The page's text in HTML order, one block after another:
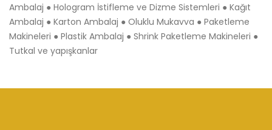
Ambalaj ● Hologram İstifleme ve Dizme Sistemleri ● Kağıt
Ambalaj ● Karton Ambalaj ● Oluklu Mukavva ● Paketleme
Makineleri ● Plastik Ambalaj ● Shrink Paketleme Makineleri ●
Tutkal ve yapışkanlar